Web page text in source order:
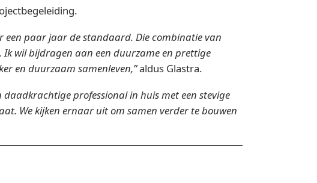
een paar jaar de standaard. Die combinatie van
wil bijdragen aan een duurzame en prettige
en duurzaam samenleven,”aldus Glastra.
daadkrachtige professional in huis met een stevige
We kijken ernaar uit om samen verder te bouwen